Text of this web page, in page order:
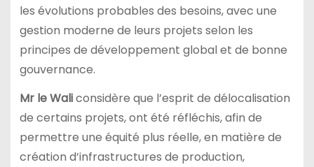
les évolutions probables des besoins, avec une
gestion moderne de leurs projets selon les
principes de développement global et de bonne
gouvernance.
Mr le Waliconsidère que l’esprit de délocalisation
de certains projets, ont été réfléchis, afin de
permettre une équité plus réelle, en matière de
création d’infrastructures de production,